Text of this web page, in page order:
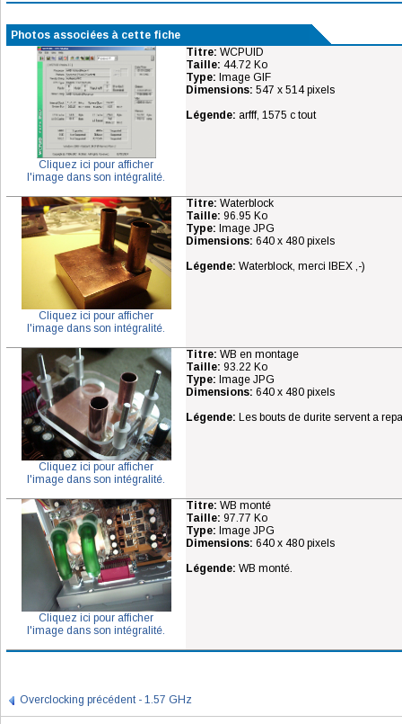
Photos associées à cette fiche
Cliquez ici pour afficher
l'image dans son intégralité.
Titre: WCPUID
Taille: 44.72 Ko
Type: Image GIF
Dimensions: 547 x 514 pixels
Légende: arfff, 1575 c tout
Cliquez ici pour afficher
l'image dans son intégralité.
Titre: Waterblock
Taille: 96.95 Ko
Type: Image JPG
Dimensions: 640 x 480 pixels
Légende: Waterblock, merci IBEX ,-)
Cliquez ici pour afficher
l'image dans son intégralité.
Titre: WB en montage
Taille: 93.22 Ko
Type: Image JPG
Dimensions: 640 x 480 pixels
Légende: Les bouts de durite servent a
Cliquez ici pour afficher
l'image dans son intégralité.
Titre: WB monté
Taille: 97.77 Ko
Type: Image JPG
Dimensions: 640 x 480 pixels
Légende: WB monté.
Overclocking précédent - 1.57 GHz